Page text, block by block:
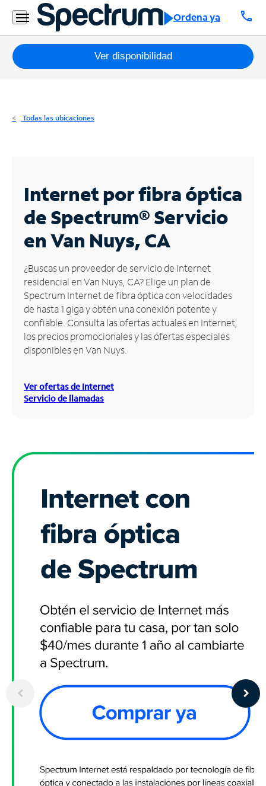
Ordena ya call
Residencial
Business
Paquetes
Internet
Business
Contáctanos
Inglés
Administrar
cuenta
Encuentra
una
tienda
Ver disponibilidad
Todas las ubicaciones
Internet por fibra óptica
de Spectrum®Servicio
en Van Nuys, CA
¿Buscas un proveedor de servicio de Internet
residencial en Van Nuys, CA? Elige un plan de
Spectrum Internet de fibra óptica con velocidades
de hasta 1 giga y obtén una conexión potente y
confiable. Consulta las ofertas actuales en Internet,
los precios promocionales y las ofertas especiales
disponibles en Van Nuys.
Ver ofertas de Internet
Servicio de llamadas